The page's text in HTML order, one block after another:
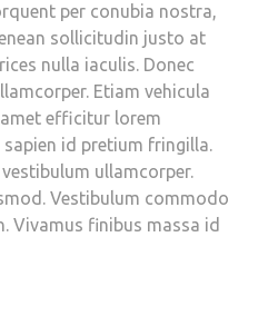
per conubia nostra,
sollicitudin justo at
nulla iaculis. Donec
Etiam vehicula
efficitur lorem
id pretium fringilla.
ullamcorper.
Vestibulum commodo
Vivamus finibus massa id